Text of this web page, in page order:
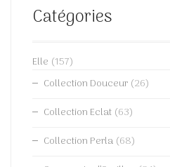
Catégories
Elle (157)
Collection Douceur (26)
Collection Eclat (63)
Collection Perla (68)